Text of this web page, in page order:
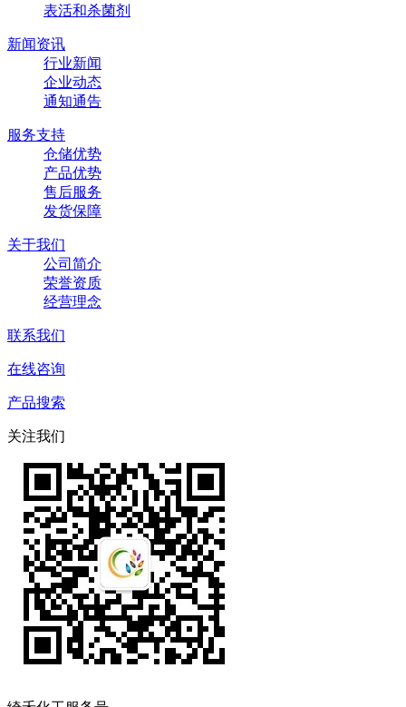
表活和杀菌剂
新闻资讯
行业新闻
企业动态
通知通告
服务支持
仓储优势
产品优势
售后服务
发货保障
关于我们
公司简介
荣誉资质
经营理念
联系我们
在线咨询
产品搜索
关注我们